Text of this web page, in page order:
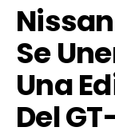
Se
Una
Del